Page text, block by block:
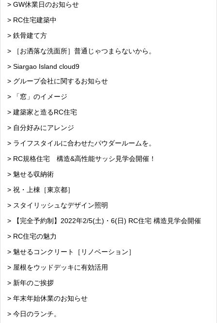
> GW休業日のお知らせ
> RC住宅建築中
> 鉄骨建て方
> ［お洒落な洗面所］普通じゃつまらないから。
> Siargao Island cloud9
> グループ会社に関するお知らせ
> 「窓」のイメージ
> 建築家と造るRC住宅
> 自分好みにアレンジ
> ライフスタイルに合わせたパウダールームを。
> RC規格住宅 構造&高性能サッシ見学会開催！
> 魅せる収納術
> 祝・上棟［東京都］
> スタイリッシュなデザイン照明
> 【完全予約制】2022年2/5(土)・6(日) RC住宅 構造見学会開催
> RC住宅の魅力
> 魅せるコンクリート［リノベーション］
> 屋根をウッドデッキに有効活用
> 新年のご挨拶
> 年末年始休業のお知らせ
> 今日のランチ。